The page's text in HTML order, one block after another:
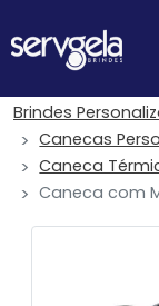
Brindes
Canecas
Caneca
Caneca com